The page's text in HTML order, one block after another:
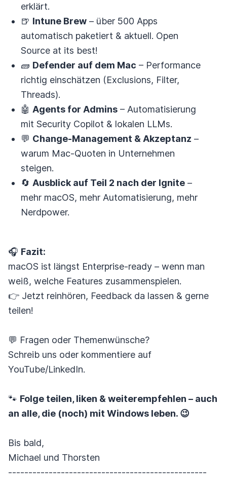
erklärt.
🍺 Intune Brew – über 500 Apps
automatisch paketiert & aktuell. Open
Source at its best!
🧱 Defender auf dem Mac – Performance
richtig einschätzen (Exclusions, Filter,
Threads).
🤖 Agents for Admins – Automatisierung
mit Security Copilot & lokalen LLMs.
💬 Change-Management & Akzeptanz –
warum Mac-Quoten in Unternehmen
steigen.
🔄 Ausblick auf Teil 2 nach der Ignite –
mehr macOS, mehr Automatisierung, mehr
Nerdpower.
🎧 Fazit:
macOS ist längst Enterprise-ready – wenn man
weiß, welche Features zusammenspielen.
👉 Jetzt reinhören, Feedback da lassen & gerne
teilen!
💬 Fragen oder Themenwünsche?
Schreib uns oder kommentiere auf
YouTube/LinkedIn.
🐾 Folge teilen, liken & weiterempfehlen – auch
an alle, die (noch) mit Windows leben. 😉
Bis bald,
Michael und Thorsten
-------------------------------------------------